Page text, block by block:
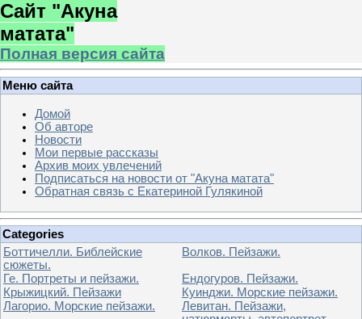
Сайт "Акуна
матата"
Полная версия сайта
Меню сайта
Домой
Об авторе
Новости
Мои первые рассказы
Архив моих увлечений
Подписаться на новости от "Акуна матата"
Обратная связь с Екатериной Гулякиной
Categories
Боттичелли. Библейские
сюжеты.
Волков. Пейзажи.
Ге. Портреты и пейзажи.
Ендогуров. Пейзажи.
Крыжицкий. Пейзажи
Куинджи. Морские пейзажи.
Лагорио. Морские пейзажи.
Левитан. Пейзажи,